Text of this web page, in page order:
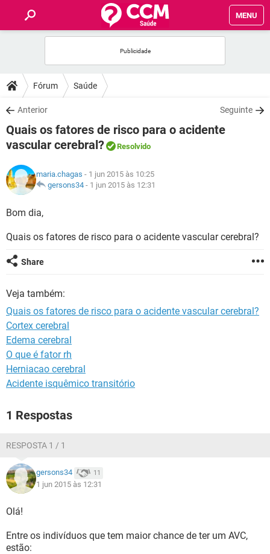
MENU
FÓRUM
SAÚDE
FAMÍLIA
NUTRIÇÃO
SEXUALIDADE
GLOSSÁRIO
Fórum Saúde
Anterior Seguinte
Quais os fatores de risco para o acidente
vascular cerebral?
Resolvido
maria.chagas - 1 jun 2015 às 10:25
gersons34 - 1 jun 2015 às 12:31
Bom dia,
Quais os fatores de risco para o acidente vascular cerebral?
Share
Veja também:
Quais os fatores de risco para o acidente vascular cerebral?
Cortex cerebral
Edema cerebral
O que é fator rh
Herniacao cerebral
Acidente isquêmico transitório
1 Respostas
RESPOSTA 1 / 1
gersons34 11
1 jun 2015 às 12:31
Olá!
Entre os indivíduos que tem maior chance de ter um AVC,
estão: